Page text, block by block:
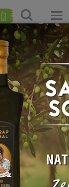
Sebze Yemeği